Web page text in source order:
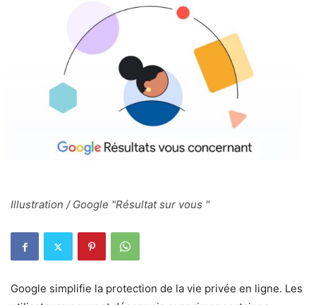
Illustration / Google "Résultat sur vous "
Google simplifie la protection de la vie privée en ligne. Les